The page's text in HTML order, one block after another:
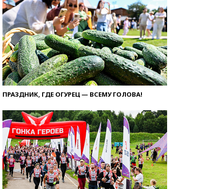
ПРАЗДНИК, ГДЕ ОГУРЕЦ — ВСЕМУ ГОЛОВА!